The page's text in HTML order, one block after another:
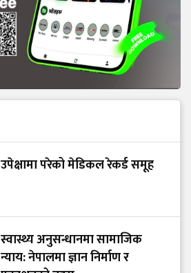
उपेक्षामा परेको मेडिकल रेकर्ड समूह
स्वास्थ्य अनुसन्धानमा सामाजिक
न्याय: नेपालमा ज्ञान निर्माण र